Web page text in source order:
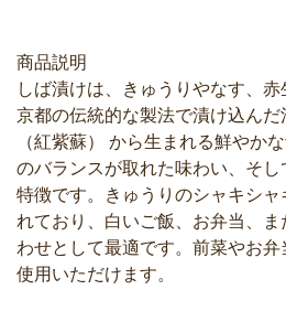
商品説明
しば漬けは、きゅうりやなす、赤
京都の伝統的な製法で漬け込ん
（紅紫蘇） から生まれる鮮やか
のバランスが取れた味わい、そ
特徴です。きゅうりのシャキシ
れており、白いご飯、お弁当、
わせとして最適です。前菜やお
使用いただけます。